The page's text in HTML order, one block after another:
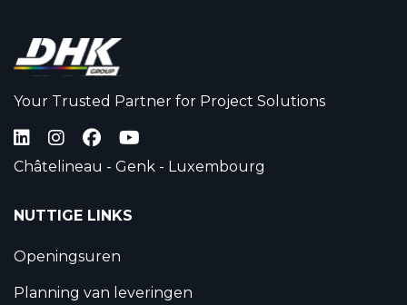
Your Trusted Partner for Project Solutions
Châtelineau - Genk - Luxembourg
NUTTIGE LINKS
Openingsuren
Planning van leveringen